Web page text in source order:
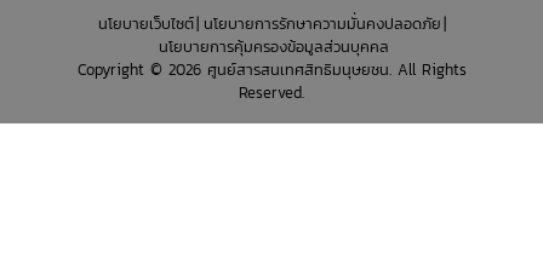
นโยบายเว็บไซต์ นโยบายการรักษาความมั่นคงปลอดภัย
นโยบายการคุ้มครองข้อมูลส่วนบุคคล
Copyright © 2026 ศูนย์สารสนเทศสิทธิมนุษยชน. All Rights
Reserved.